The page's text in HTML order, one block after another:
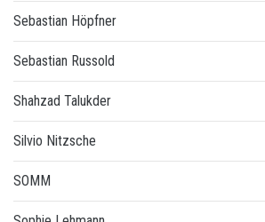
Sebastian Höpfner
Sebastian Russold
Shahzad Talukder
Silvio Nitzsche
SOMM